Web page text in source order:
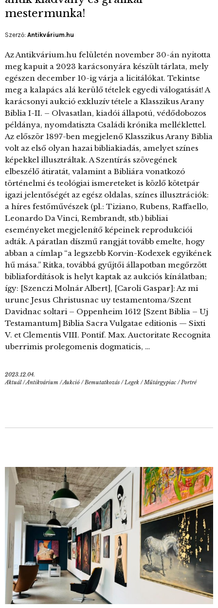
mestermunka!
Szerző: Antikvárium.hu
Az Antikvárium.hu felületén november 30-án nyitotta
meg kapuit a 2023 karácsonyára készült tárlata, mely
egészen december 10-ig várja a licitálókat. Tekintse
meg a kalapács alá kerülő tételek egyedi válogatását! A
karácsonyi aukció exkluzív tétele a Klasszikus Arany
Biblia I-II. – Olvasatlan, kiadói állapotú, védődobozos
példánya, nyomdatiszta Családi krónika melléklettel.
Az először 1897-ben megjelenő Klasszikus Arany Biblia
volt az első olyan hazai bibliakiadás, amelyet színes
képekkel illusztráltak. A Szentírás szövegének
elbeszélő átiratát, valamint a Bibliára vonatkozó
történelmi és teológiai ismereteket is közlő kötetpár
igazi jelentőségét az egész oldalas, színes illusztrációk:
a híres festőművészek (pl.: Tiziano, Rubens, Raffaello,
Leonardo Da Vinci, Rembrandt, stb.) bibliai
eseményeket megjelenítő képeinek reprodukciói
adták. A páratlan díszmű rangját tovább emelte, hogy
abban a címlap “a legszebb Korvin-Kodexek egyikének
hű mása.” Ritka, továbbá gyűjtői állapotban megőrzött
bibliafordítások is helyt kaptak az aukciós kínálatban;
így: [Szenczi Molnár Albert], [Caroli Gaspar]: Az mi
urunc Jesus Christusnac uy testamentoma/Szent
Davidnac soltari – Oppenheim 1612 [Szent Biblia – Uj
Testamantum] Biblia Sacra Vulgatae editionis — Sixti
V. et Clementis VIII. Pontif. Max. Auctoritate Recognita
uberrimis prolegomenis dogmaticis, …
2023.12.04.
Aktuál/Antikvárium /Aukció /Bemutatkozás /Legek /Műtárgypiac /Portré